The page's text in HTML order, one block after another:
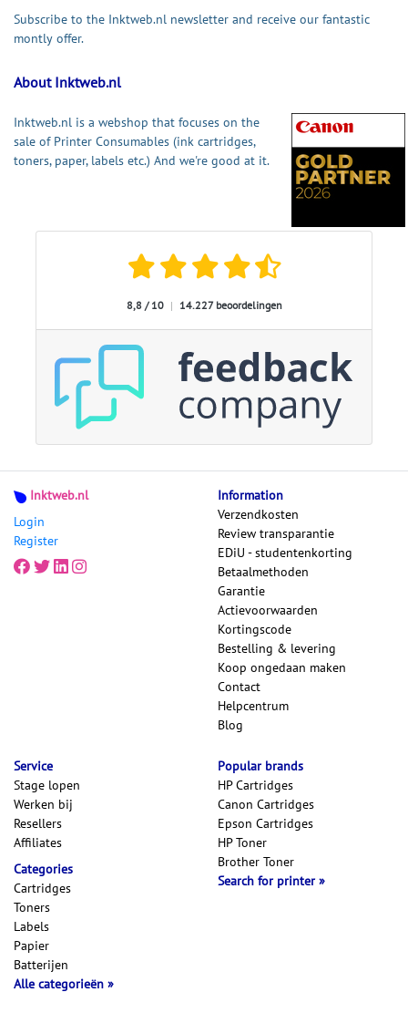
Subscribe to the Inktweb.nl newsletter and receive our fantastic
montly offer.
About Inktweb.nl
Inktweb.nl is a webshop that focuses on the
sale of Printer Consumables (ink cartridges,
toners, paper, labels etc.) And we're good at it.
8,8 / 10 | 14.227 beoordelingen
Inktweb.nl
Login
Register
Information
Verzendkosten
Review transparantie
EDiU - studentenkorting
Betaalmethoden
Garantie
Actievoorwaarden
Kortingscode
Bestelling & levering
Koop ongedaan maken
Contact
Helpcentrum
Blog
Service
Stage lopen
Werken bij
Resellers
Affiliates
Categories
Cartridges
Toners
Labels
Papier
Batterijen
Alle categorieën
Popular brands
HP Cartridges
Canon Cartridges
Epson Cartridges
HP Toner
Brother Toner
Search for printer